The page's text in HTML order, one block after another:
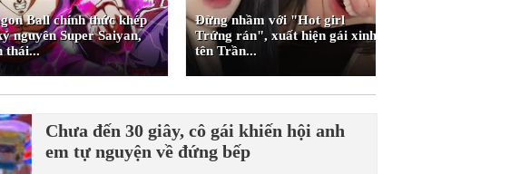
Ball chính thức khép
nguyên Super Saiyan,
thái...
Đừng nhầm với "Hot girl
Trứng rán", xuất hiện gái xinh
tên Trần...
Chưa đến 30 giây, cô gái khiến hội anh
em tự nguyện về đứng bếp